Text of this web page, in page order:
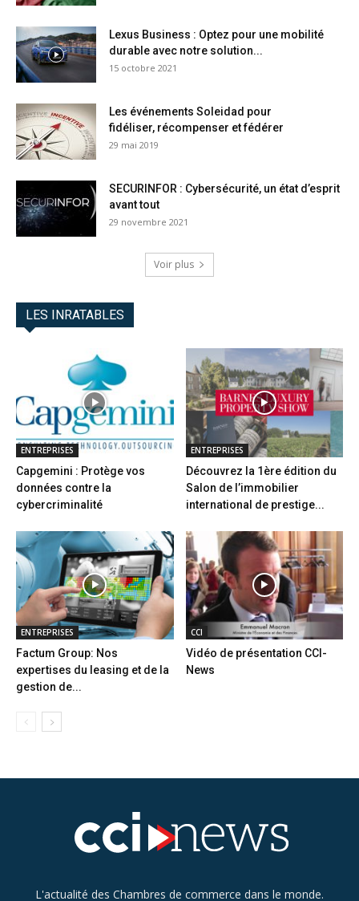
Lexus Business : Optez pour une mobilité
durable avec notre solution...
15 octobre 2021
Les événements Soleidad pour
fidéliser, récompenser et fédérer
29 mai 2019
SECURINFOR : Cybersécurité, un état d’esprit
avant tout
29 novembre 2021
Voir plus
LES INRATABLES
ENTREPRISES
Capgemini : Protège vos
données contre la
cybercriminalité
ENTREPRISES
Découvrez la 1ère édition du
Salon de l’immobilier
international de prestige...
ENTREPRISES
Factum Group: Nos
expertises du leasing et de la
gestion de...
CCI
Vidéo de présentation CCI-
News
L'actualité des Chambres de commerce dans le monde.